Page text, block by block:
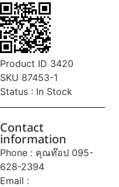
Product ID 3420
SKU 87453-1
Status : In Stock
Contact
information
Phone : คุณท๊อป 095-
628-2394
Email :